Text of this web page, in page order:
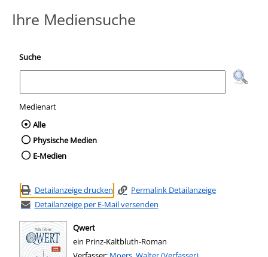
Ihre Mediensuche
Suche
Medienart
Wählen Sie die Medienart nach der Sie
Alle
Physische Medien
E-Medien
Detailanzeige drucken
Permalink Detailanzeige
Detailanzeige per E-Mail versenden
Qwert
ein Prinz-Kaltbluth-Roman